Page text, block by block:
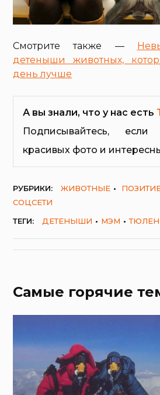
Смотрите также —
детеныши животных,
день лучше
А вы знали, что у нас есть
Подписывайтесь,
красивых фото и
РУБРИКИ: ЖИВОТНЫЕ
СОЦСЕТИ
ТЕГИ:
ДЕТЕНЫШИ МЭМ
Самые горячие